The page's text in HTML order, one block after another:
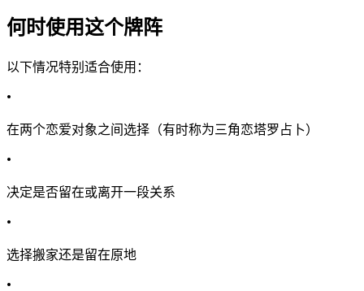
何时使用这个牌阵
以下情况特别适合使用：
•
在两个恋爱对象之间选择（有时称为三角恋塔罗占卜）
•
决定是否留在或离开一段关系
•
选择搬家还是留在原地
•